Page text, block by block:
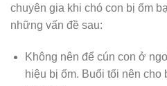
chuyên gia khi chó con bị ốm
những vấn đề sau:
Không nên để cún con ở
hiệu bị ốm. Buổi tối nên cho